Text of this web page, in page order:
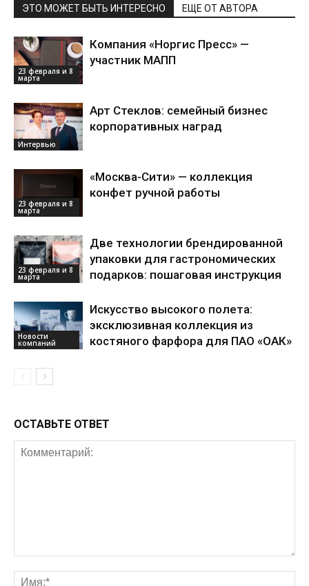
ЭТО МОЖЕТ БЫТЬ ИНТЕРЕСНО ЕЩЕ ОТ АВТОРА
23 февраля и 8
марта
Компания «Норгис Пресс» —
участник МАПП
Интервью
Арт Стеклов: семейный бизнес
корпоративных наград
23 февраля и 8
марта
«Москва-Сити» — коллекция
конфет ручной работы
23 февраля и 8
марта
Две технологии брендированной
упаковки для гастрономических
подарков: пошаговая инструкция
Новости
компаний
Искусство высокого полета:
эксклюзивная коллекция из
костяного фарфора для ПАО «ОАК»
ОСТАВЬТЕ ОТВЕТ